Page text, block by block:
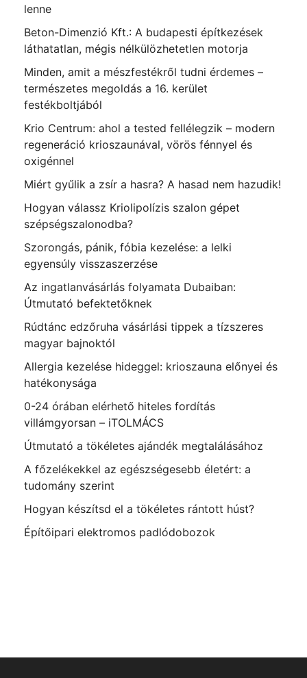
lenne
Beton-Dimenzió Kft.: A budapesti építkezések
láthatatlan, mégis nélkülözhetetlen motorja
Minden, amit a mészfestékről tudni érdemes –
természetes megoldás a 16. kerület
festékboltjából
Krio Centrum: ahol a tested fellélegzik – modern
regeneráció krioszaunával, vörös fénnyel és
oxigénnel
Miért gyűlik a zsír a hasra? A hasad nem hazudik!
Hogyan válassz Kriolipolízis szalon gépet
szépségszalonodba?
Szorongás, pánik, fóbia kezelése: a lelki
egyensúly visszaszerzése
Az ingatlanvásárlás folyamata Dubaiban:
Útmutató befektetőknek
Rúdtánc edzőruha vásárlási tippek a tízszeres
magyar bajnoktól
Allergia kezelése hideggel: krioszauna előnyei és
hatékonysága
0-24 órában elérhető hiteles fordítás
villámgyorsan – iTOLMÁCS
Útmutató a tökéletes ajándék megtalálásához
A főzelékekkel az egészségesebb életért: a
tudomány szerint
Hogyan készítsd el a tökéletes rántott húst?
Építőipari elektromos padlódobozok